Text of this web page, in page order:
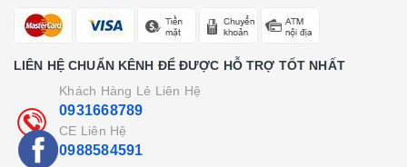
LIÊN HỆ CHUẨN KÊNH ĐỂ ĐƯỢC HỖ TRỢ TỐT NHẤT
Khách Hàng Lẻ Liên Hệ
0931668789
CE Liên Hệ
0988584591